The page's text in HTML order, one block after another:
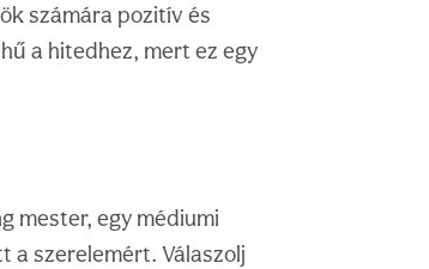
számára pozitív és
a hitedhez, mert ez egy
mester, egy médiumi
a szerelemért. Válaszolj